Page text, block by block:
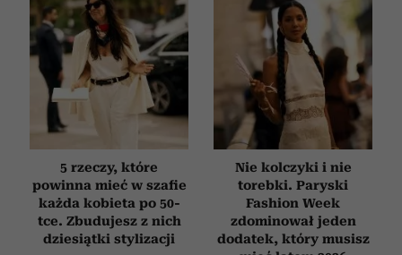
5 rzeczy, które
powinna mieć w szafie
każda kobieta po 50-
tce. Zbudujesz z nich
dziesiątki stylizacji
Nie kolczyki i nie
torebki. Paryski
Fashion Week
zdominował jeden
dodatek, który musisz